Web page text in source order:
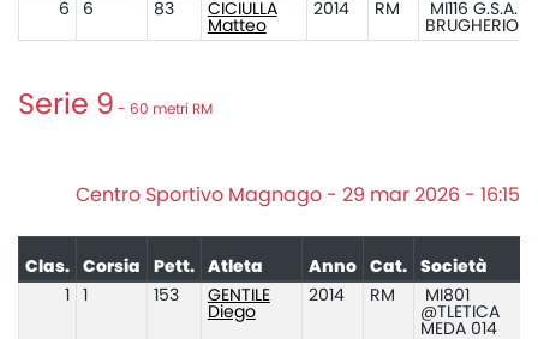
6
6 83
CICIULLA
Matteo
2014 RM
MI116 G.S.A.
BRUGHERIO
Serie 9 - 60 metri RM
Centro Sportivo Magnago - 29 mar 2026 - 16:15
Clas. Corsia Pett. Atleta Anno Cat.
Società
153
GENTILE
Diego
2014 RM
MI801
@TLETICA
MEDA 014